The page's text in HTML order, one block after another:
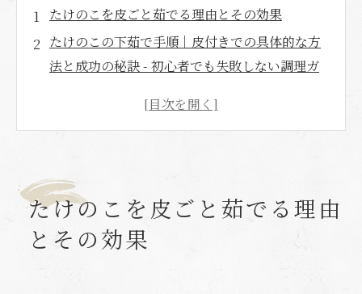
たけのこを皮ごと茹でる理由とその効果
たけのこの下茹で手順｜皮付きでの具体的な方
法と成功の秘訣 - 初心者でも失敗しない調理ガ
たけのこのアク抜き材料比較｜米ぬか・米のと
ぎ汁・重曹・酢の効果と選び方 - 効率的なアク
抜き法を検証
たけのこの皮ごと茹でた後の処理・保存・活用
たけのこを皮ごと茹でる理由
とその効果